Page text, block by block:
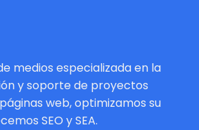
medios especializada en la
y soporte de proyectos
web, optimizamos su
SEO y SEA.